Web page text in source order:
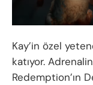
Kay’in özel
katıyor.
Redemption’ın